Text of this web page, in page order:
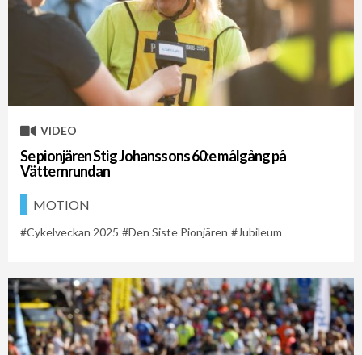
VIDEO
Se pionjären Stig Johanssons 60:e målgång på
Vätternrundan
MOTION
Cykelveckan 2025 Den Siste Pionjären Jubileum